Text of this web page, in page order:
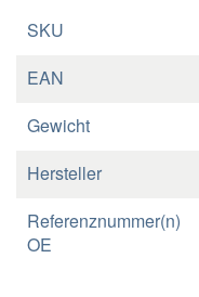
SKU
EAN
Gewicht
Hersteller
Referenznummer(n)
OE